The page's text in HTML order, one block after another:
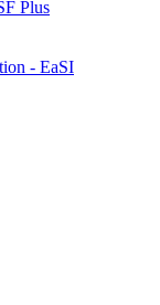
Plus
- Ea­SI